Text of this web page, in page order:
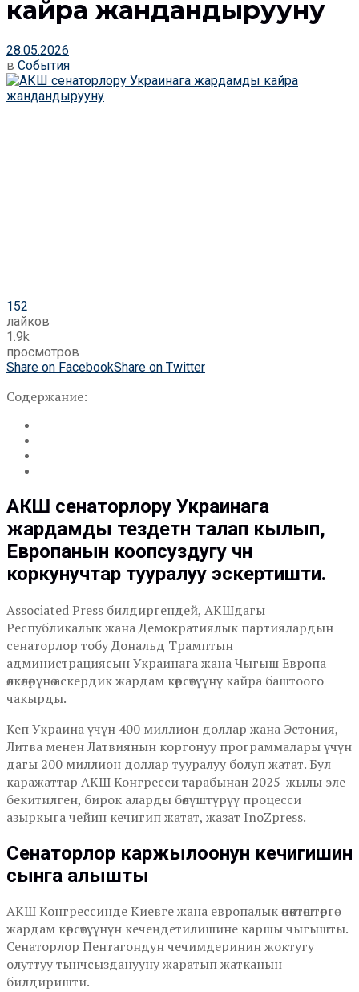
кайра жандандырууну
28.05.2026
в События
152
лайков
1.9k
просмотров
Share on FacebookShare on Twitter
Содержание:
АКШ сенаторлору Украинага
жардамды тездетүүнү талап кылып,
Европанын коопсуздугу үчүн
коркунучтар тууралуу эскертишти.
Associated Press билдиргендей, АКШдагы
Республикалык жана Демократиялык партиялардын
сенаторлор тобу Дональд Трамптын
администрациясын Украинага жана Чыгыш Европа
өлкөлөрүнө аскердик жардам көрсөтүүнү кайра баштоого
чакырды.
Кеп Украина үчүн 400 миллион доллар жана Эстония,
Литва менен Латвиянын коргонуу программалары үчүн
дагы 200 миллион доллар тууралуу болуп жатат. Бул
каражаттар АКШ Конгресси тарабынан 2025-жылы эле
бекитилген, бирок аларды бөлүштүрүү процесси
азыркыга чейин кечигип жатат, жазат InoZpress.
Сенаторлор каржылоонун кечигишин
сынга алышты
АКШ Конгрессинде Киевге жана европалык өнөктөштөргө
жардам көрсөтүүнүн кечеңдетилишине каршы чыгышты.
Сенаторлор Пентагондун чечимдеринин жоктугу
олуттуу тынчсызданууну жаратып жатканын
билдиришти.